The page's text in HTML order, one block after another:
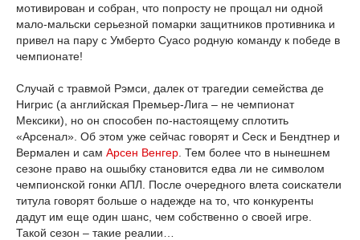
мотивирован и собран, что попросту не прощал ни одной
мало-мальски серьезной помарки защитников противника и
привел на пару с Умберто Суасо родную команду к победе в
чемпионате!
Случай с травмой Рэмси, далек от трагедии семейства де
Нигрис (а английская Премьер-Лига – не чемпионат
Мексики), но он способен по-настоящему сплотить
«Арсенал». Об этом уже сейчас говорят и Сеск и Бендтнер и
Вермален и сам Арсен Венгер . Тем более что в нынешнем
сезоне право на ошыбку становится едва ли не символом
чемпионской гонки АПЛ. После очередного влета соискатели
титула говорят больше о надежде на то, что конкуренты
дадут им еще один шанс, чем собственно о своей игре.
Такой сезон – такие реалии…